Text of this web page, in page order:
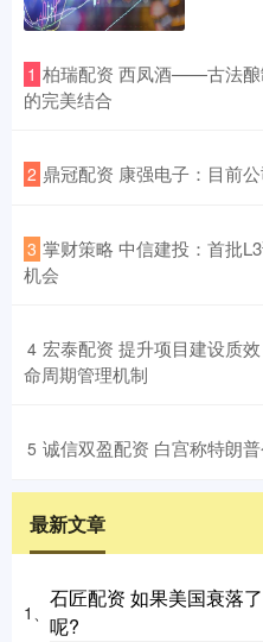
1 柏瑞配资 西凤酒——古法酿
的完美结合
2 鼎冠配资 康强电子：目前
3 掌财策略 中信建投：首批
机会
4 宏泰配资 提升项目建设质
命周期管理机制
5 诚信双盈配资 白宫称特朗
最新文章
1、
石匠配资 如果美国衰落
呢?